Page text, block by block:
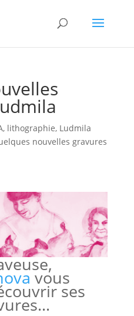
, lithographie, Ludmila
nouvelles gravures
vous
ses